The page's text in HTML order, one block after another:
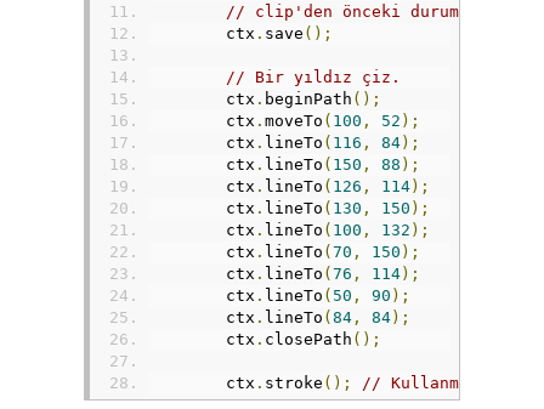
// clip'den önceki duruma
        ctx
. save ();
// Bir yıldız çiz.
        ctx
. beginPath ();
        ctx
. moveTo ( 100 , 52 );
        ctx
. lineTo ( 116 , 84);
        ctx
. lineTo ( 150 , 88 );
        ctx
. lineTo ( 126 , 114);
        ctx
. lineTo ( 130 , 150 );
        ctx
. lineTo ( 100 , 132 );
        ctx
. lineTo (70 , 150 );
        ctx
. lineTo (76 , 114);
        ctx
. lineTo ( 50 , 90 );
        ctx
. lineTo (84 , 84);
        ctx
. closePath ();
        ctx
. stroke (); // Kullanmak